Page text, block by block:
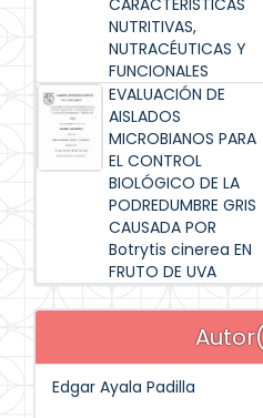
CARACTERISTICAS
NUTRITIVAS,
NUTRACÉUTICAS Y
FUNCIONALES
EVALUACIÓN DE
AISLADOS
MICROBIANOS PARA
EL CONTROL
BIOLÓGICO DE LA
PODREDUMBRE GRIS
CAUSADA POR
Botrytis cinerea EN
FRUTO DE UVA
Edgar Ayala Padilla